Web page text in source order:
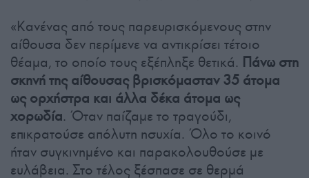
«Κανένας από τους παρευρισκόμενους στην
αίθουσα δεν περίμενε να αντικρίσει τέτοιο
θέαμα, το οποίο τους εξέπληξε θετικά. Πάνω στη
σκηνή της αίθουσας βρισκόμασταν 35 άτομα
ως ορχήστρα και άλλα δέκα άτομα ως
χορωδία. Όταν παίζαμε το τραγούδι,
επικρατούσε απόλυτη ησυχία. Όλο το κοινό
ήταν συγκινημένο και παρακολουθούσε με
ευλάβεια. Στο τέλος ξέσπασε σε θερμά